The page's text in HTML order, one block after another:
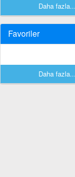
Daha fazla...
Favoriler
Daha fazla...